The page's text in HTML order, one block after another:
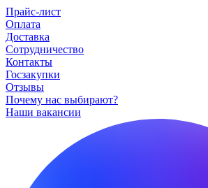
Прайс-лист
Оплата
Доставка
Сотрудничество
Контакты
Госзакупки
Отзывы
Почему нас выбирают?
Наши вакансии